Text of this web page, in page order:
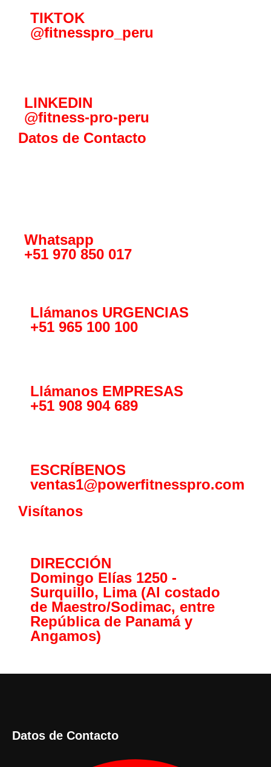
TIKTOK
@fitnesspro_peru
LINKEDIN
@fitness-pro-peru
Datos de Contacto
Whatsapp
+51 970 850 017
Llámanos URGENCIAS
+51 965 100 100
Llámanos EMPRESAS
+51 908 904 689
ESCRÍBENOS
ventas1@powerfitnesspro.com
Visítanos
DIRECCIÓN
Domingo Elías 1250 -
Surquillo, Lima (Al costado
de Maestro/Sodimac, entre
República de Panamá y
Angamos)
Datos de Contacto